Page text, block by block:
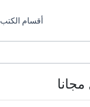
أقسام الكتب